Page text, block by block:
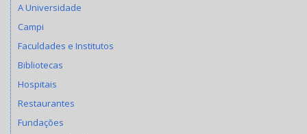
A Universidade
Campi
Faculdades e Institutos
Bibliotecas
Hospitais
Restaurantes
Fundações